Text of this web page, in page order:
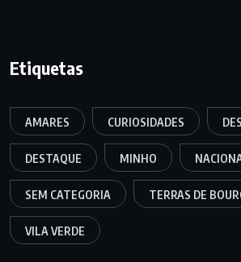
Etiquetas
AMARES CURIOSIDADES
DESTAQUE MINHO
SEM CATEGORIA TERRAS DE
VILA VERDE